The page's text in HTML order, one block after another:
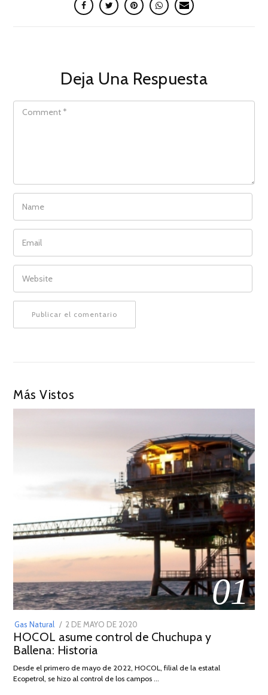
Deja Una Respuesta
COMMENT
NAME
EMAIL
WEBSITE
Más Vistos
01
Gas Natural
POSTED
ON
2 DE MAYO DE 2020
DE
2026
HOCOL asume control de Chuchupa y
Ballena: Historia
Desde el primero de mayo de 2022, HOCOL, filial de la estatal
Ecopetrol, se hizo al control de los campos …